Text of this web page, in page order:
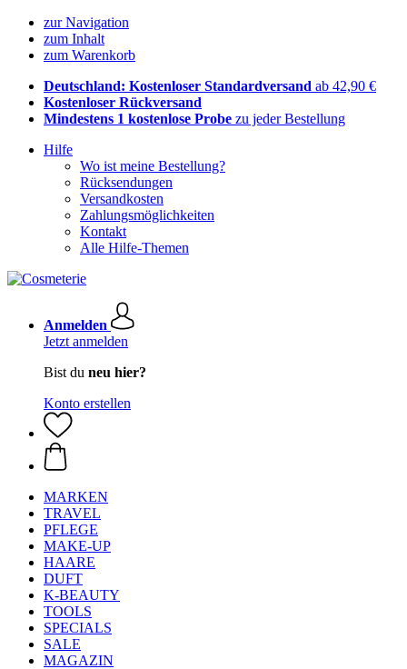
zur Navigation
zum Inhalt
zum Warenkorb
Deutschland: Kostenloser Standardversand ab 42,90 €
Kostenloser Rückversand
Mindestens 1 kostenlose Probe zu jeder Bestellung
Hilfe
Wo ist meine Bestellung?
Rücksendungen
Versandkosten
Zahlungsmöglichkeiten
Kontakt
Alle Hilfe-Themen
Anmelden
Jetzt anmelden
Bist du neu hier?
Konto erstellen
MARKEN
TRAVEL
PFLEGE
MAKE-UP
HAARE
DUFT
K-BEAUTY
TOOLS
SPECIALS
SALE
MAGAZIN